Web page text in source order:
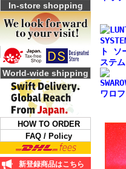
In-store shopping
World-wide shipping
HOW TO ORDER
FAQ / Policy
新登録商品はこちら